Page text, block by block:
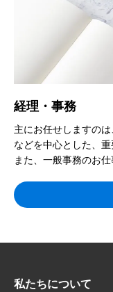
経理・事務
主にお任せしますの
などを中心とした、重
また、一般事務のお
私たちについて